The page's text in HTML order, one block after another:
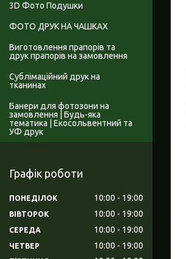
3D Фото Подушки
ФОТО ДРУК НА ЧАШКАХ
Виготовлення прапорів та
друк прапорів на замовлення
Сублімаційний друк на
тканинах
Банери для фотозони на
замовлення | Будь-яка
тематика | Екосольвентний та
УФ друк
Графік роботи
ПОНЕДІЛОК 10:00 19:00
ВІВТОРОК 10:00 19:00
СЕРЕДА 10:00 19:00
ЧЕТВЕР 10:00 19:00